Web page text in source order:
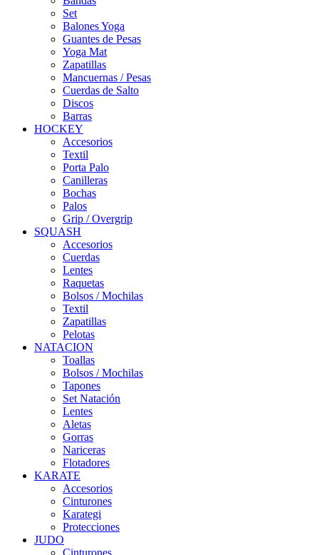
Set
Balones Yoga
Guantes de Pesas
Yoga Mat
Zapatillas
Mancuernas / Pesas
Cuerdas de Salto
Discos
Barras
HOCKEY
Accesorios
Textil
Porta Palo
Canilleras
Bochas
Palos
Grip / Overgrip
SQUASH
Accesorios
Cuerdas
Lentes
Raquetas
Bolsos / Mochilas
Textil
Zapatillas
Pelotas
NATACION
Toallas
Bolsos / Mochilas
Tapones
Set Natación
Lentes
Aletas
Gorras
Nariceras
Flotadores
KARATE
Accesorios
Cinturones
Karategi
Protecciones
JUDO